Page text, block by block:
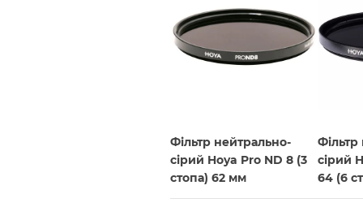
Фільтр нейтрально-
сірий Hoya Pro ND 8 (3
стопа) 62 мм
сірий
64 (6